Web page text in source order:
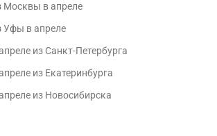
Москвы в апреле
Уфы в апреле
из Санкт-Петербурга
из Екатеринбурга
из Новосибирска